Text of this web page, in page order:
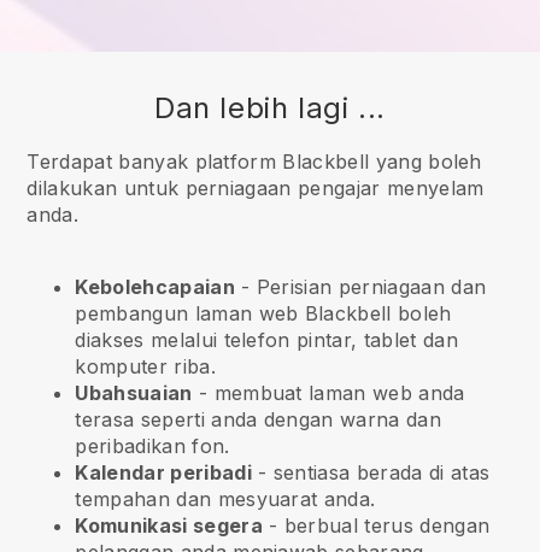
Dan lebih lagi ...
Terdapat banyak platform Blackbell yang boleh
dilakukan untuk perniagaan pengajar menyelam
anda.
Kebolehcapaian - Perisian perniagaan dan
pembangun laman web Blackbell boleh
diakses melalui telefon pintar, tablet dan
komputer riba.
Ubahsuaian - membuat laman web anda
terasa seperti anda dengan warna dan
peribadikan fon.
Kalendar peribadi- sentiasa berada di atas
tempahan dan mesyuarat anda.
Komunikasi segera - berbual terus dengan